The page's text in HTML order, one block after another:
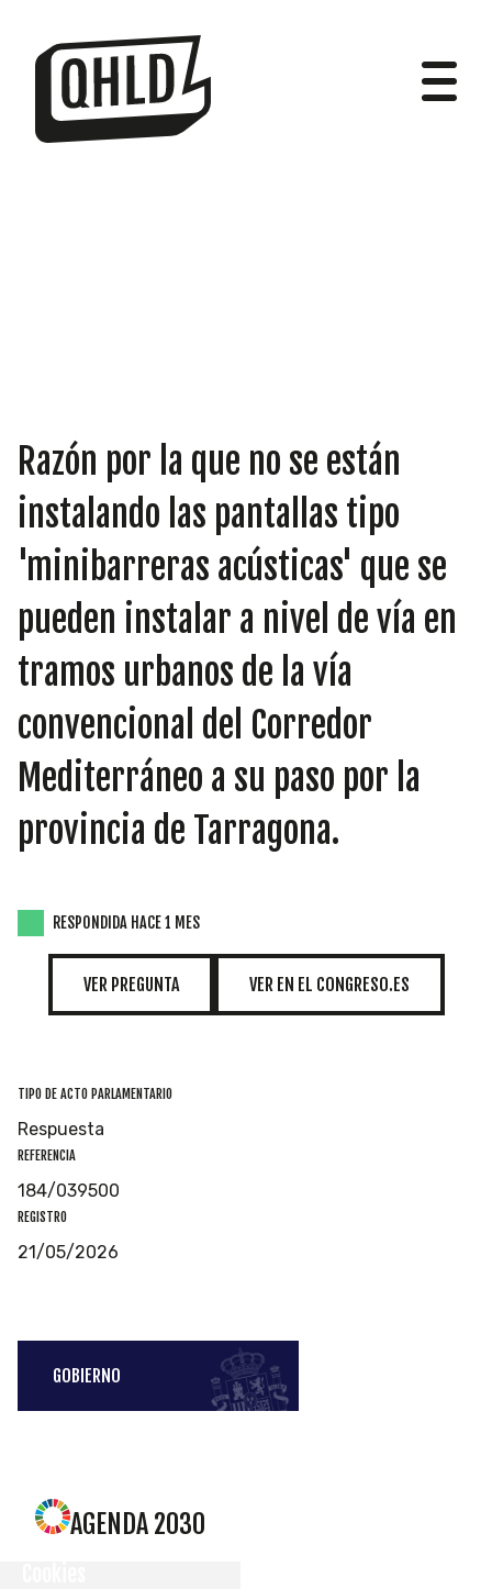
INICIATIVAS
TEMÁTICAS
Razón por la que no se están
instalando las pantallas tipo
'minibarreras acústicas' que se
pueden instalar a nivel de vía en
tramos urbanos de la vía
convencional del Corredor
Mediterráneo a su paso por la
provincia de Tarragona.
RESPONDIDA HACE 1 MES
VER PREGUNTA VER EN EL CONGRESO.ES
TIPO DE ACTO PARLAMENTARIO
Respuesta
REFERENCIA
184/039500
REGISTRO
21/05/2026
GOBIERNO
AGENDA 2030